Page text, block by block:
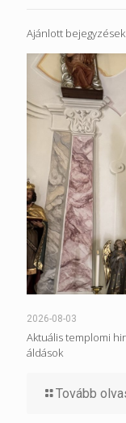
Ajánlott bejegyzések
2026-08-03
Aktuális templomi
áldások
Tovább